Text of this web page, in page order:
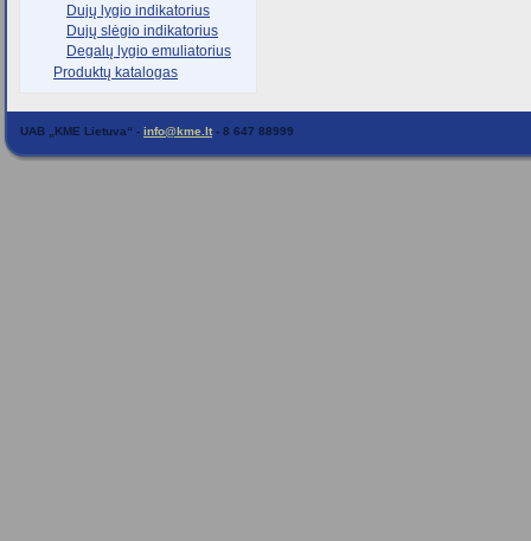
Dujų lygio indikatorius
Dujų slėgio indikatorius
Degalų lygio emuliatorius
Produktų katalogas
UAB „KME Lietuva“ - info@kme.lt - 8 647 88999